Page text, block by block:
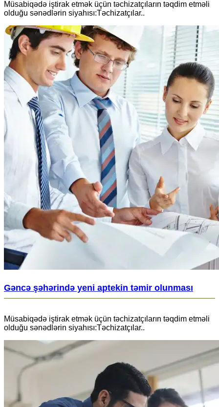
Müsabiqədə iştirak etmək üçün təchizatçıların təqdim etməli
olduğu sənədlərin siyahısı:Təchizatçılar..
Gəncə şəhərində yeni aptekin təmir olunması
Müsabiqədə iştirak etmək üçün təchizatçıların təqdim etməli
olduğu sənədlərin siyahısı:Təchizatçılar..